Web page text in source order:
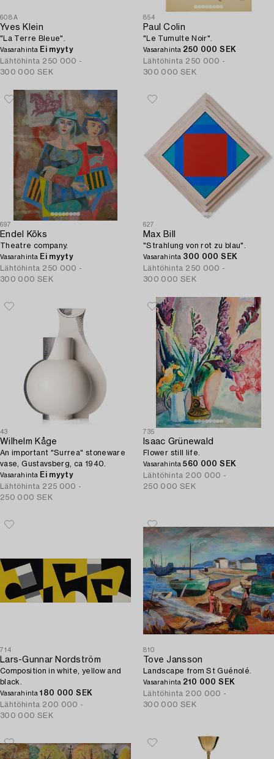
608A
Yves Klein
"La Terre Bleue".
Vasarahinta Ei myyty
Lähtöhinta 250 000 -
300 000 SEK
854
Paul Colin
"Le Tumulte Noir".
Vasarahinta 250 000 SEK
Lähtöhinta 250 000 -
300 000 SEK
697
Endel Kõks
Theatre company.
Vasarahinta Ei myyty
Lähtöhinta 250 000 -
300 000 SEK
627
Max Bill
"Strahlung von rot zu blau".
Vasarahinta 300 000 SEK
Lähtöhinta 250 000 -
300 000 SEK
43
Wilhelm Kåge
An important "Surrea" stoneware
vase, Gustavsberg, ca 1940.
Vasarahinta Ei myyty
Lähtöhinta 225 000 -
250 000 SEK
735
Isaac Grünewald
Flower still life.
Vasarahinta560 000 SEK
Lähtöhinta 200 000 -
250 000 SEK
714
Lars-Gunnar Nordström
Composition in white, yellow and
black.
Vasarahinta180 000 SEK
Lähtöhinta 200 000 -
300 000 SEK
810
Tove Jansson
Landscape from St Guénolé.
Vasarahinta 210 000 SEK
Lähtöhinta 200 000 -
300 000 SEK